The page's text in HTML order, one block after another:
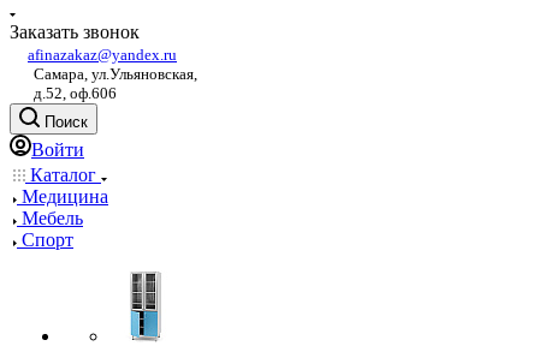
Заказать звонок
afinazakaz@yandex.ru
Самара, ул.Ульяновская,
д.52, оф.606
Поиск
Войти
Каталог
Медицина
Мебель
Спорт